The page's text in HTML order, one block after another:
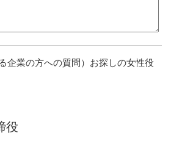
企業の方への質問）お探しの女性役
役